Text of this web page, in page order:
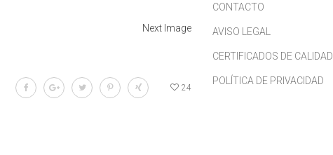
Next Image
24
CONTACTO
AVISO LEGAL
CERTIFICADOS DE CALIDAD
POLÍTICA DE PRIVACIDAD